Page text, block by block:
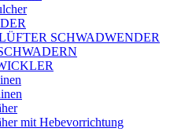
SCHWADWENDER
mit Hebevorrichtung